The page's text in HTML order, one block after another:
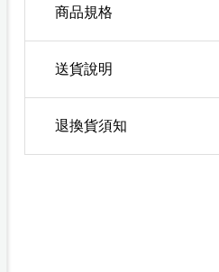
商品規格
送貨說明
退換貨須知